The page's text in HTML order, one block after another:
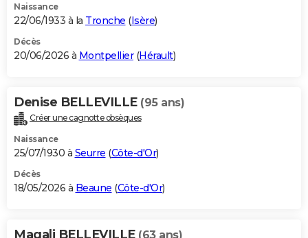
Naissance
22/06/1933 à la Tronche (Isère)
Décès
20/06/2026 à Montpellier(Hérault)
Denise BELLEVILLE (95 ans)
Créer une cagnotte obsèques
Naissance
25/07/1930 à Seurre (Côte-d'Or)
Décès
18/05/2026 à Beaune (Côte-d'Or)
Magali BELLEVILLE (63 ans)